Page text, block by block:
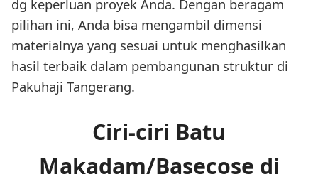
dg keperluan proyek Anda. Dengan beragam
pilihan ini, Anda bisa mengambil dimensi
materialnya yang sesuai untuk menghasilkan
hasil terbaik dalam pembangunan struktur di
Pakuhaji Tangerang.
Ciri-ciri Batu
Makadam/Basecose di